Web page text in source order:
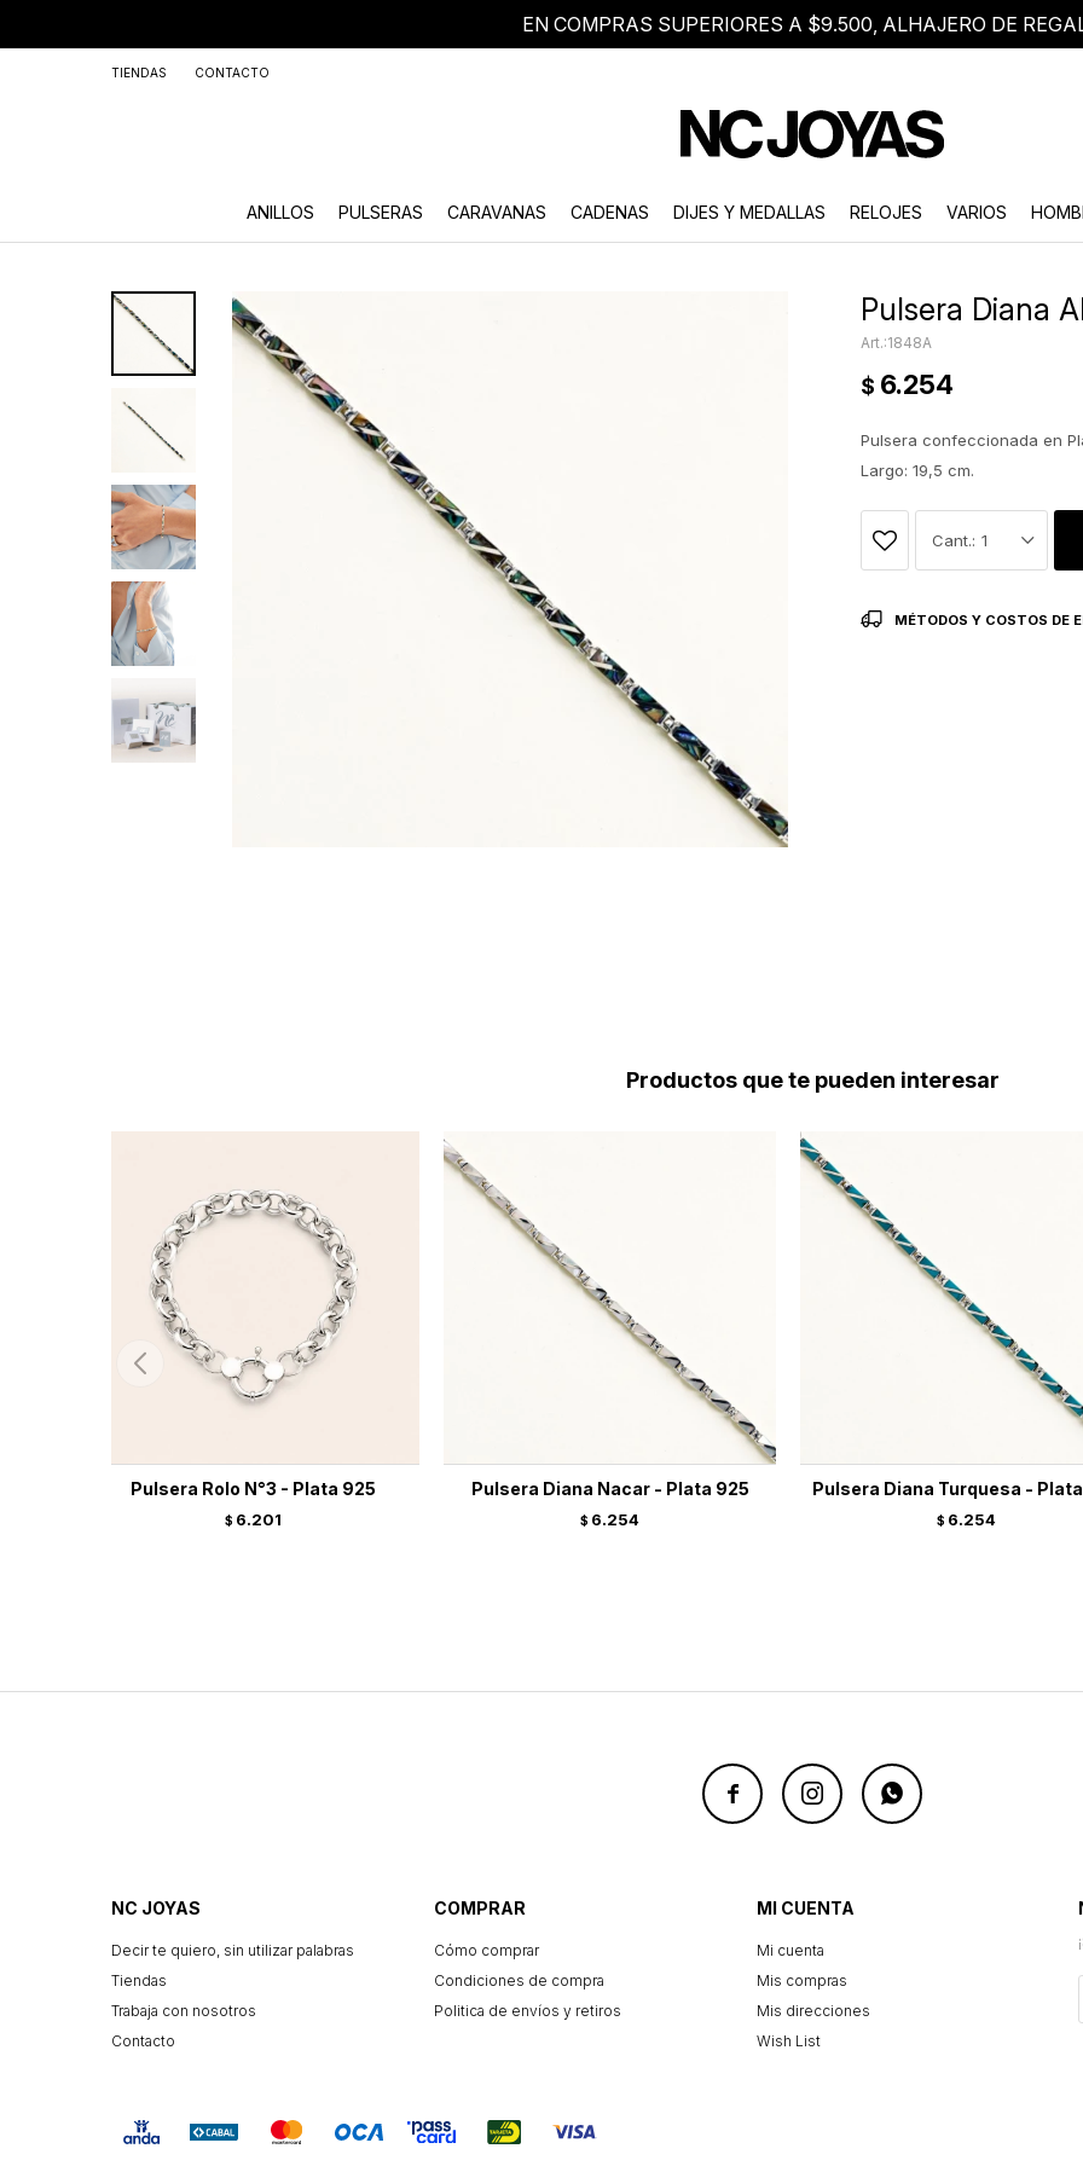
EN COMPRAS SUPERIORES A $9.500, ALHAJERO DE
ANILLOS PULSERAS CARAVANAS CADENAS DIJES Y MEDALLAS RELOJES VARIOS
TIENDAS CONTACTO
Pulsera Diana
1848A
$ 6.254
Pulsera confeccionada en
Largo: 19,5 cm.
1
MÉTODOS Y COSTOS DE
Productos que te pueden interesar
Pulsera Rolo N°3 - Plata 925
$ 6.201
Pulsera Diana Nacar - Plata 925
$ 6.254
Pulsera Diana Turquesa -
$ 6.254
  
NC JOYAS
Decir te quiero, sin utilizar palabras
Tiendas
Trabaja con nosotros
Contacto
COMPRAR
Cómo comprar
Condiciones de compra
Politica de envíos y retiros
MI CUENTA
Mi cuenta
Mis compras
Mis direcciones
Wish List